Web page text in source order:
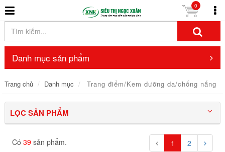
0
Danh mục sản phẩm
Trang chủ Danh mục Trang điểm/Kem dưỡng da/chống nắng
LỌC SẢN PHẨM
Có 39sản phẩm. 1 2